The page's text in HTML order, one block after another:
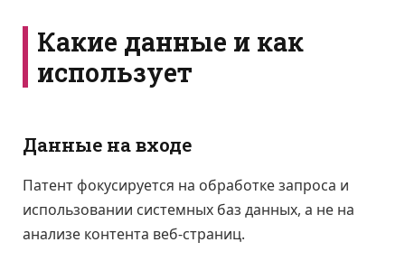
Какие данные и как
использует
Данные на входе
Патент фокусируется на обработке запроса и
использовании системных баз данных, а не на
анализе контента веб-страниц.